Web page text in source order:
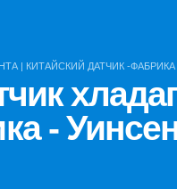
| КИТАЙСКИЙ ДАТЧИК -
-